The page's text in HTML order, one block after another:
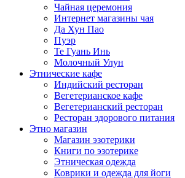
Чайная церемония
Интернет магазины чая
Да Хун Пао
Пуэр
Те Гуань Инь
Молочный Улун
Этнические кафе
Индийский ресторан
Вегетерианское кафе
Вегетерианский ресторан
Ресторан здорового питания
Этно магазин
Магазин эзотерики
Книги по эзотерике
Этническая одежда
Коврики и одежда для йоги